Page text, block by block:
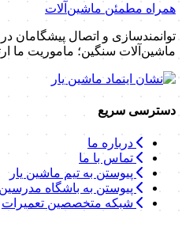
همراه مطمئن ماشین‌آلات
توانمندسازی و اتصال پیشگامان
ماشین‌آلات سنگین؛ ماموریت ما
دسترسی سریع
درباره ما
تماس با ما
پیوستن به تیم ماشین یار
پیوستن به باشگاه مدرسین
شبکه متخصصین تعمیرات